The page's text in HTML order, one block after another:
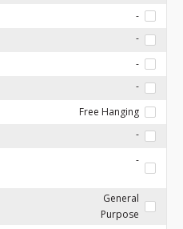
-
-
-
-
Free Hanging
-
-
General
Purpose